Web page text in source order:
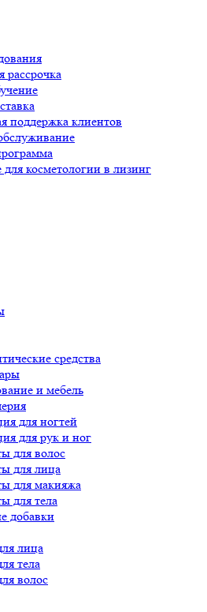
рассрочка
поддержка клиентов
косметологии в лизинг
средства
и мебель
для ногтей
для рук и ног
для волос
для лица
для макияжа
для тела
добавки
лица
тела
волос